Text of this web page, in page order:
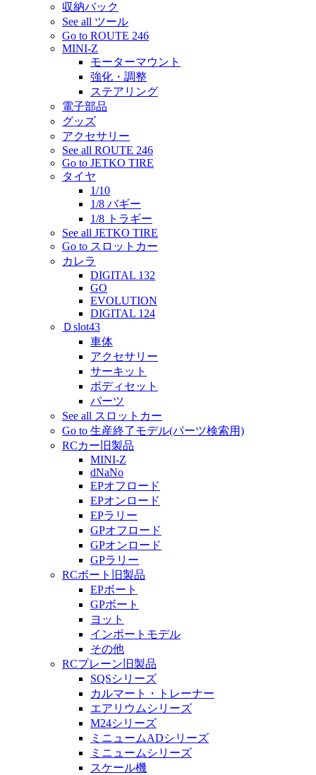
収納バック
See all ツール
Go to ROUTE 246
MINI-Z
モーターマウント
強化・調整
ステアリング
電子部品
グッズ
アクセサリー
See all ROUTE 246
Go to JETKO TIRE
タイヤ
1/10
1/8 バギー
1/8 トラギー
See all JETKO TIRE
Go to スロットカー
カレラ
DIGITAL 132
GO
EVOLUTION
DIGITAL 124
Ｄslot43
車体
アクセサリー
サーキット
ボディセット
パーツ
See all スロットカー
Go to 生産終了モデル(パーツ検索用)
RCカー旧製品
MINI-Z
dNaNo
EPオフロード
EPオンロード
EPラリー
GPオフロード
GPオンロード
GPラリー
RCボート旧製品
EPボート
GPボート
ヨット
インポートモデル
その他
RCプレーン旧製品
SQSシリーズ
カルマート・トレーナー
エアリウムシリーズ
M24シリーズ
ミニュームADシリーズ
ミニュームシリーズ
スケール機